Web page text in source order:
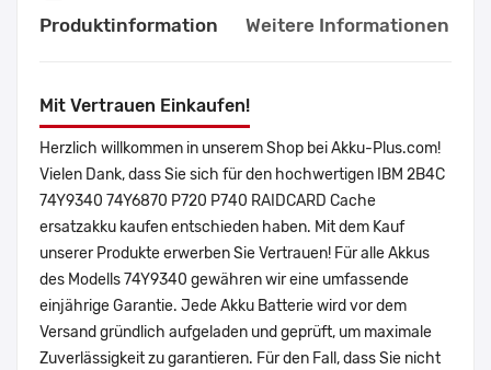
Produktinformation Weitere Informationen
Mit Vertrauen Einkaufen!
Herzlich willkommen in unserem Shop bei Akku-Plus.com!
Vielen Dank, dass Sie sich für den hochwertigen IBM 2B4C
74Y9340 74Y6870 P720 P740 RAIDCARD Cache
ersatzakku kaufen entschieden haben. Mit dem Kauf
unserer Produkte erwerben Sie Vertrauen! Für alle Akkus
des Modells 74Y9340 gewähren wir eine umfassende
einjährige Garantie. Jede Akku Batterie wird vor dem
Versand gründlich aufgeladen und geprüft, um maximale
Zuverlässigkeit zu garantieren. Für den Fall, dass Sie nicht